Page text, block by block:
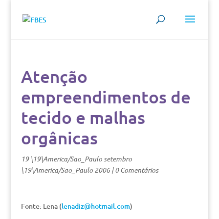
Atenção
empreendimentos de
tecido e malhas
orgânicas
19 \19\America/Sao_Paulo setembro
\19\America/Sao_Paulo 2006|0 Comentários
Fonte: Lena (lenadiz@hotmail.com)